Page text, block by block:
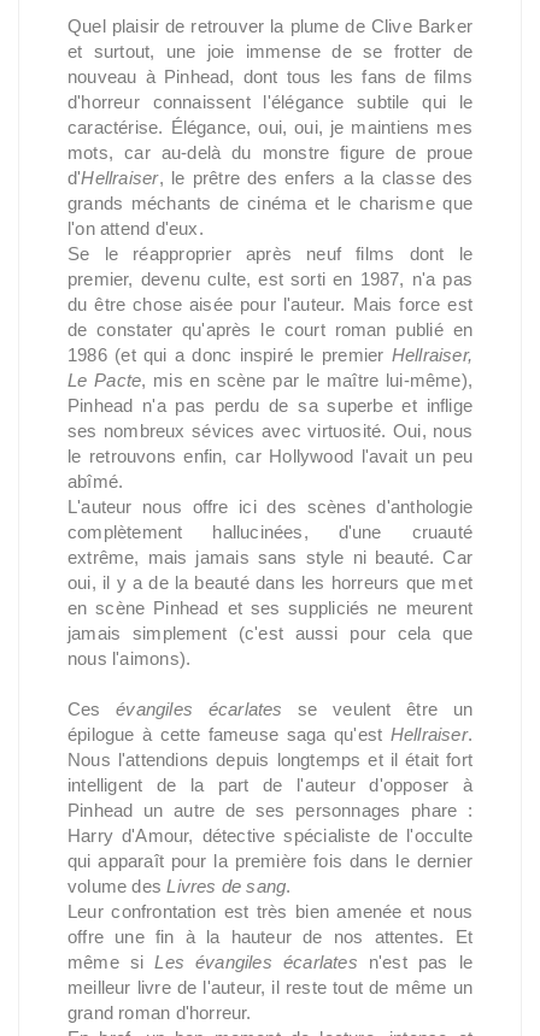
Quel plaisir de retrouver la plume de Clive Barker
et surtout, une joie immense de se frotter de
nouveau à Pinhead, dont tous les fans de films
d'horreur connaissent l'élégance subtile qui le
caractérise. Élégance, oui, oui, je maintiens mes
mots, car au-delà du monstre figure de proue
d'Hellraiser, le prêtre des enfers a la classe des
grands méchants de cinéma et le charisme que
l'on attend d'eux.
Se le réapproprier après neuf films dont le
premier, devenu culte, est sorti en 1987, n'a pas
du être chose aisée pour l'auteur. Mais force est
de constater qu'après le court roman publié en
1986 (et qui a donc inspiré le premier Hellraiser,
Le Pacte, mis en scène par le maître lui-même),
Pinhead n'a pas perdu de sa superbe et inflige
ses nombreux sévices avec virtuosité. Oui, nous
le retrouvons enfin, car Hollywood l'avait un peu
abîmé.
L'auteur nous offre ici des scènes d'anthologie
complètement hallucinées, d'une cruauté
extrême, mais jamais sans style ni beauté. Car
oui, il y a de la beauté dans les horreurs que met
en scène Pinhead et ses suppliciés ne meurent
jamais simplement (c'est aussi pour cela que
nous l'aimons).
Cesévangiles écarlates se veulent être un
épilogue à cette fameuse saga qu'est Hellraiser.
Nous l'attendions depuis longtemps et il était fort
intelligent de la part de l'auteur d'opposer à
Pinhead un autre de ses personnages phare :
Harry d'Amour, détective spécialiste de l'occulte
qui apparaît pour la première fois dans le dernier
volume desLivres de sang.
Leur confrontation est très bien amenée et nous
offre une fin à la hauteur de nos attentes. Et
même siLes évangiles écarlates n'est pas le
meilleur livre de l'auteur, il reste tout de même un
grand roman d'horreur.